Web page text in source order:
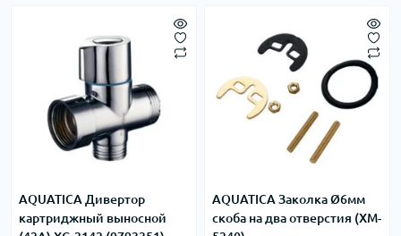
AQUATICA Дивертор
картриджный выносной
AQUATICA Заколка Ø6мм
скоба на два отверстия (XM-